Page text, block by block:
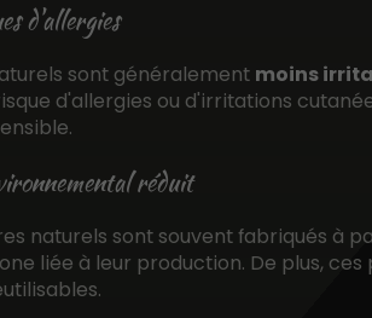
d'allergies
sont généralement moins
d'allergies ou d'irritations
réduit
naturels sont souvent fabriqués à
liée à leur production. De plus,